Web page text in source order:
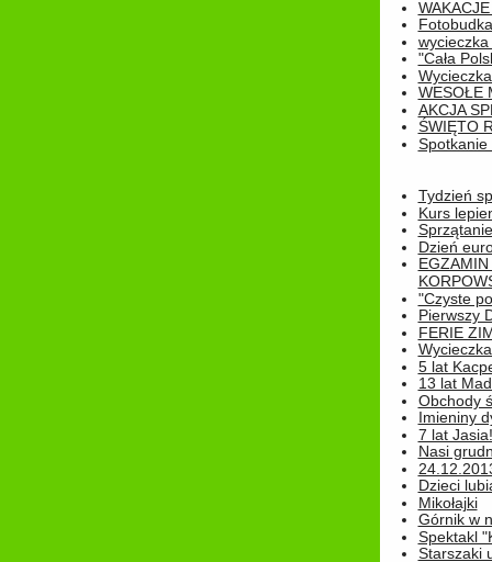
Fotobudka
"Cała
WESOŁE
AKCJA
ŚWIĘTO
Spotkanie
Tydzień
Kurs
Dzień
"Czyste
Pierwszy
FERIE
5 lat
13 lat
Obchody
Imieniny
7 lat Jasia!
Nasi
Dzieci
Mikołajki
Górnik w
Spektakl
Starszaki